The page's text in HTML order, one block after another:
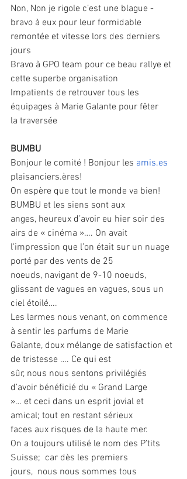
Non, Non je rigole c’est une blague -
bravo à eux pour leur formidable
remontée et vitesse lors des derniers
jours
Bravo à GPO team pour ce beau rallye et
cette superbe organisation
Impatients de retrouver tous les
équipages à Marie Galante pour fêter
la traversée
BUMBU
Bonjour le comité ! Bonjour les amis.es
plaisanciers.ères!
On espère que tout le monde va bien!
BUMBU et les siens sont aux
anges, heureux d’avoir eu hier soir des
airs de « cinéma »…. On avait
l'impression que l’on était sur un nuage
porté par des vents de 25
noeuds, navigant de 9-10 noeuds,
glissant de vagues en vagues, sous un
ciel étoilé….
Les larmes nous venant, on commence
à sentir les parfums de Marie
Galante, doux mélange de satisfaction et
de tristesse …. Ce qui est
sûr, nous nous sentons privilégiés
d’avoir bénéficié du « Grand Large
»… et ceci dans un esprit jovial et
amical; tout en restant sérieux
faces aux risques de la haute mer.
On a toujours utilisé le nom des P’tits
Suisse;  car dès les premiers
jours,  nous nous sommes tous